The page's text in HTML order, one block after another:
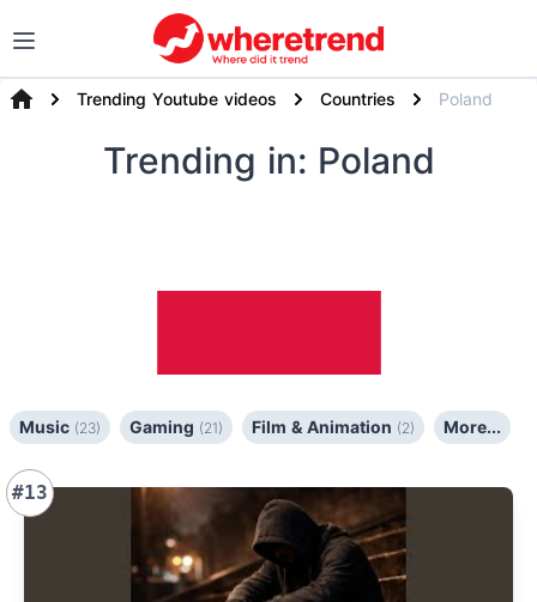
Trending Youtube videos Countries Poland
Trending in: Poland
Music (23) Gaming (21) Film & Animation (2) More...
#13